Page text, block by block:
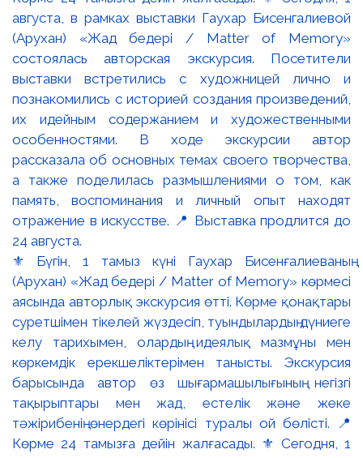
⚜️ Бүгін, 1 тамыз күні Гаухар Бисенғалиеваның
(Арухан) «Жад бедері / Matter of Memory» көрмесі
аясында авторлық экскурсия өтті. Көрме қонақтары
суретшімен тікелей жүздесіп, туындылардың дүниеге
келу тарихымен, олардың идеялық мазмұны мен
көркемдік ерекшеліктерімен танысты. Экскурсия
барысында автор өз шығармашылығының негізгі
тақырыптары мен жад, естелік және жеке
тәжірибенің өнердегі көрінісі туралы ой бөлісті. 📍
Көрме 24 тамызға дейін жалғасады. ⚜️ Сегодня, 1